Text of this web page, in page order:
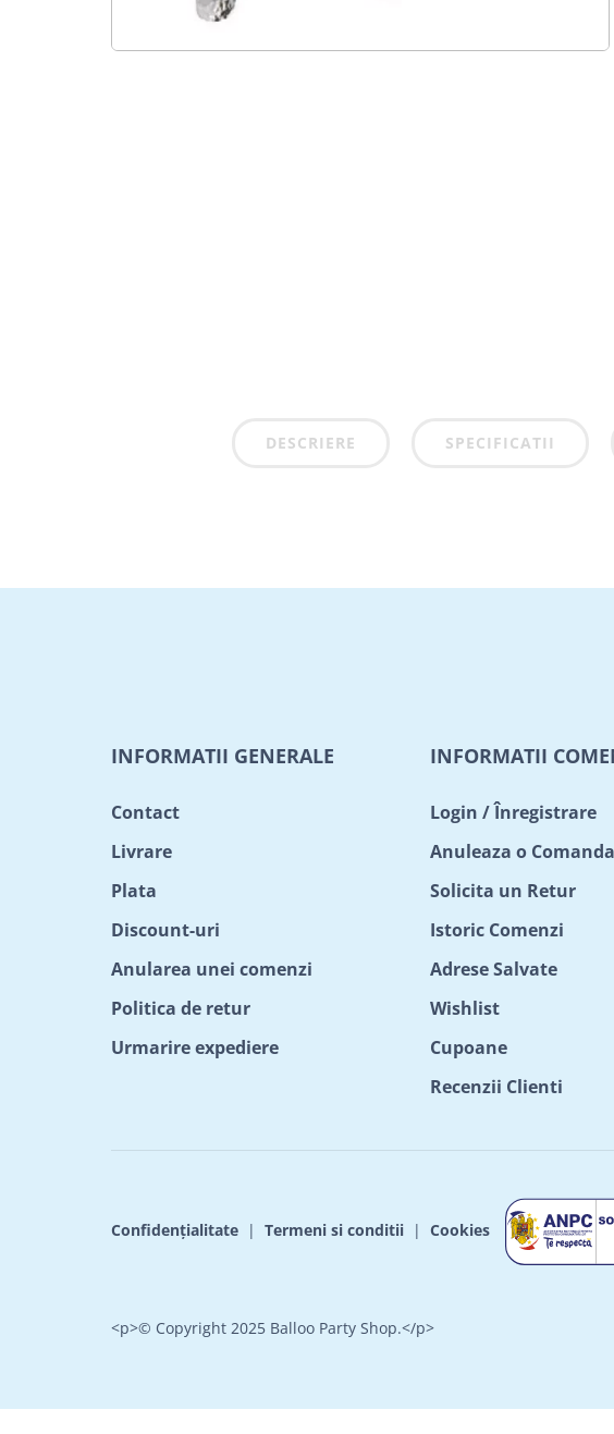
DESCRIERE SPECIFICATII
INFORMATII GENERALE
Contact
Livrare
Plata
Discount-uri
Anularea unei comenzi
Politica de retur
Urmarire expediere
INFORMATII
Login / Înregistrare
Anuleaza o Comanda
Solicita un Retur
Istoric Comenzi
Adrese Salvate
Wishlist
Cupoane
Recenzii Clienti
Confidențialitate | Termeni si conditii | Cookies
<p>© Copyright 2025 Balloo Party Shop.</p>